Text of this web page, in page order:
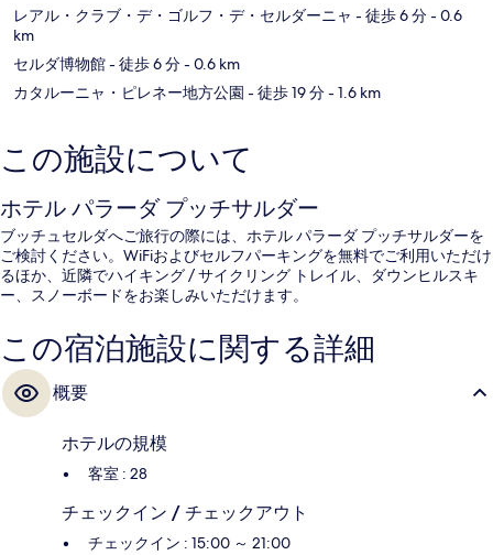
レアル・クラブ・デ・ゴルフ・デ・セルダーニャ - 徒歩 6 分- 0.6
km
セルダ博物館- 徒歩 6 分- 0.6 km
カタルーニャ・ピレネー地方公園 - 徒歩 19 分- 1.6 km
この施設について
ホテル パラーダ プッチサルダー
ブッチュセルダへご旅行の際には、ホテル パラーダ プッチサルダーを
ご検討ください。WiFiおよびセルフパーキングを無料でご利用いただけ
るほか、近隣でハイキング / サイクリング トレイル、ダウンヒルスキ
ー、スノーボードをお楽しみいただけます。
この宿泊施設に関する詳細
概要
ホテルの規模
客室 : 28
チェックイン / チェックアウト
チェックイン : 15:00 ～ 21:00